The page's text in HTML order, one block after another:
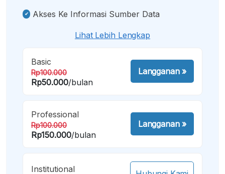
Akses Ke Informasi Sumber Data
Lihat Lebih Lengkap
Basic
Rp100.000
Rp50.000/bulan
Langganan»
Professional
Rp100.000
Rp150.000/bulan
Langganan»
Institutional